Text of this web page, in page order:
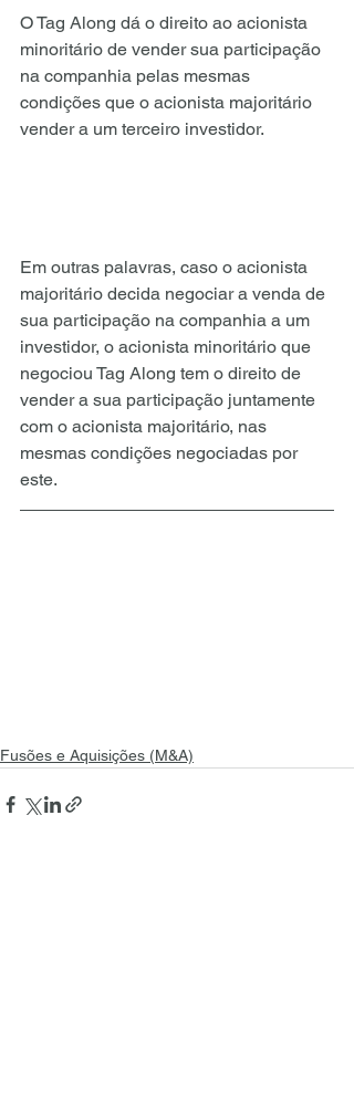
O Tag Along dá o direito ao acionista
minoritário de vender sua participação
na companhia pelas mesmas
condições que o acionista majoritário
vender a um terceiro investidor.
Em outras palavras, caso o acionista
majoritário decida negociar a venda de
sua participação na companhia a um
investidor, o acionista minoritário que
negociou Tag Along tem o direito de
vender a sua participação juntamente
com o acionista majoritário, nas
mesmas condições negociadas por
este.
Fusões e Aquisições (M&A)